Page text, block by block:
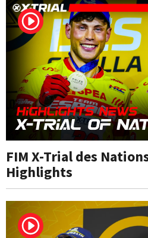
FIM X-Trial des
Highlights